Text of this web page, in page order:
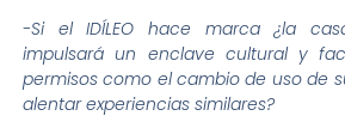
-Si el IDÍLEO hace marca ¿la
impulsará un enclave cultural y
permisos como el cambio de uso de
alentar experiencias similares?